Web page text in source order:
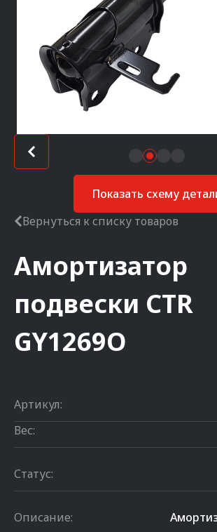
Показать схему
Вернуться к списку товаров
Амортизатор
подвески CTR
GY1269O
Артикул:
Вес:
Статус:
Описание: